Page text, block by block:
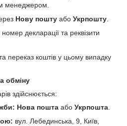
менеджером.
Нову пошту або Укрпошту
декларації та реквізити
переказ коштів у цьому випадку
обміну
здійснюється:
Нова пошта або Укрпошта
вул. Лебединська, 9, Київ,